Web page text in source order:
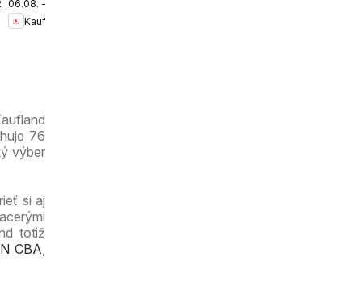
Bratislava-
Petržalka
06.08. - 12.08.2026
Kaufland
76
výber
si aj
totiž
CBA,